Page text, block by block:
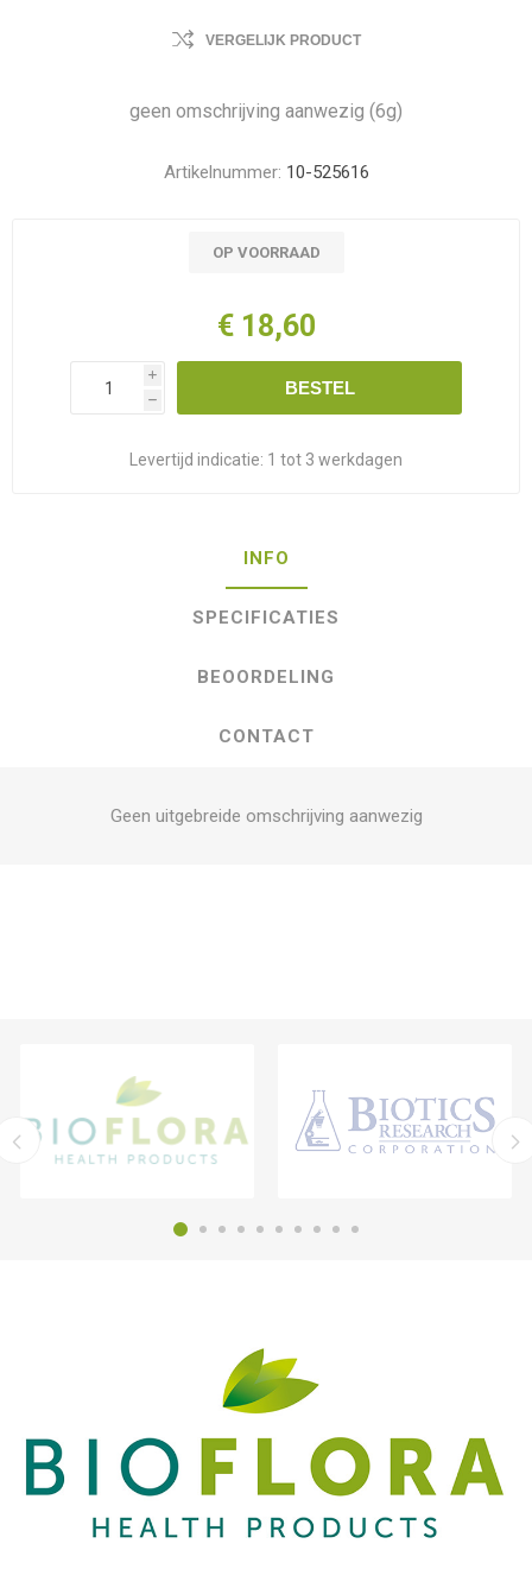
VERGELIJK PRODUCT
geen omschrijving aanwezig (6g)
Artikelnummer: 10-525616
OP VOORRAAD
€ 18,60
i
h
BESTEL
Levertijd indicatie: 1 tot 3 werkdagen
INFO
SPECIFICATIES
BEOORDELING
CONTACT
Geen uitgebreide omschrijving aanwezig